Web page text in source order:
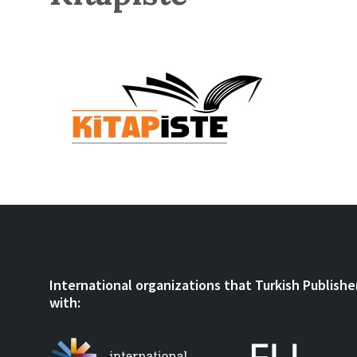
International organizations that Turkish
with: